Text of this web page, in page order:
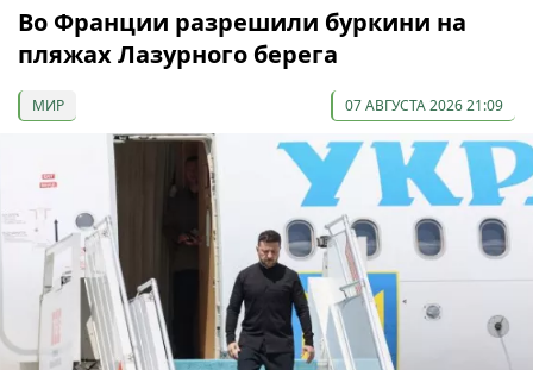
Во Франции разрешили буркини на
пляжах Лазурного берега
МИР 07 АВГУСТА 2026 21:09